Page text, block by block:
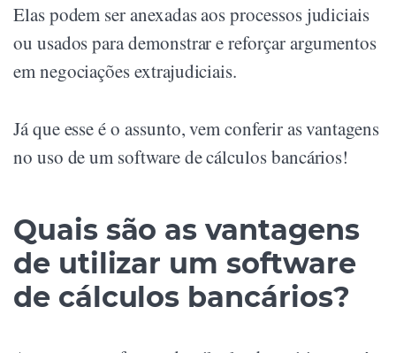
Elas podem ser anexadas aos processos judiciais
ou usados para demonstrar e reforçar argumentos
em negociações extrajudiciais.
Já que esse é o assunto, vem conferir as vantagens
no uso de um software de cálculos bancários!
Quais são as vantagens
de utilizar um software
de cálculos bancários?